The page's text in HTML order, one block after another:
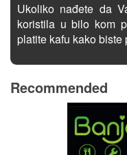
Ukoliko nađete da
koristila u bilo kom
platite kafu kako biste
Recommended